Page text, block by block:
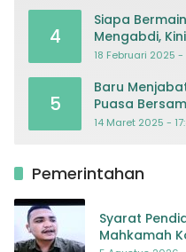
4
Siapa
Mengabdi,
Dapodik
18 Februari 2025 -
5
Baru
Puasa
14 Maret 2025 -
Pemerintahan
Syarat
Mahkamah